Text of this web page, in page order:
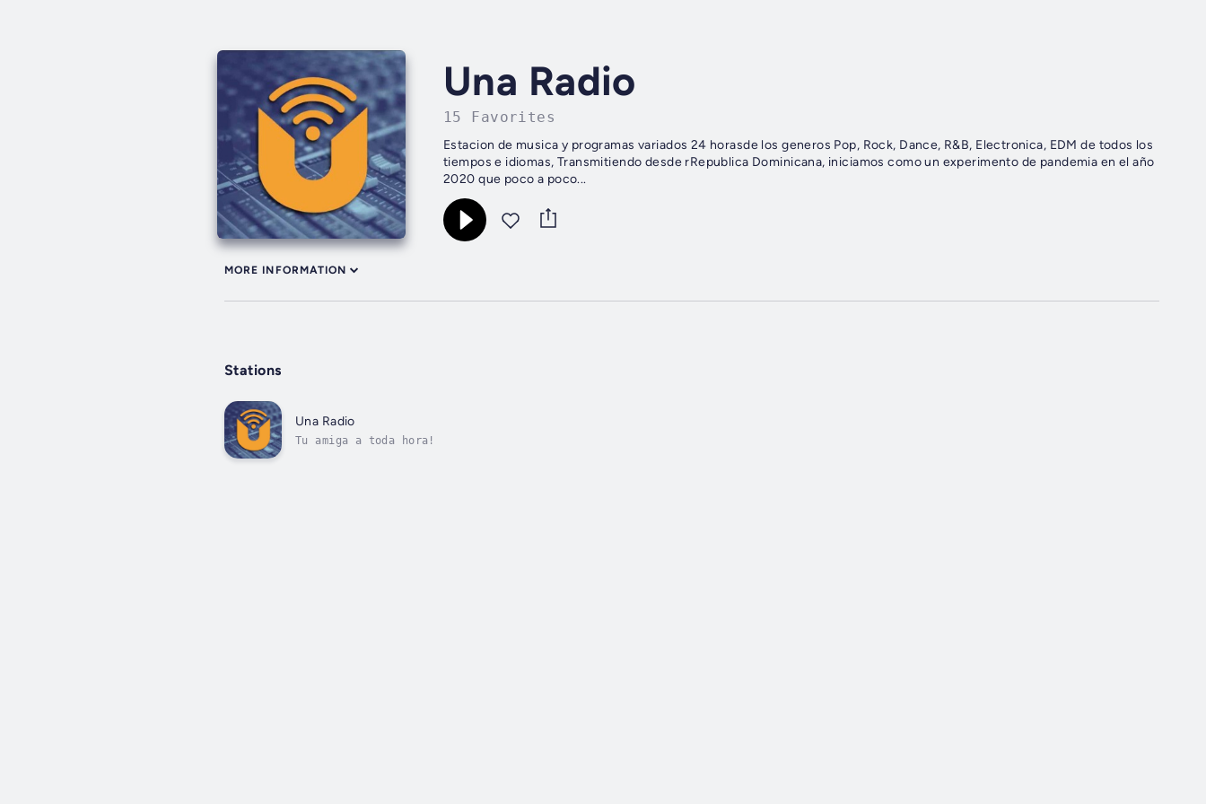
Una Radio
15 Favorites
Estacion de musica y programas variados 24 horasde los generos Pop, Rock, Dance, R&B, Electronica, EDM de todos los
tiempos e idiomas, Transmitiendo desde rRepublica Dominicana, iniciamos como un experimento de pandemia en el año
2020 que poco a poco...
MORE INFORMATION
Stations
Una Radio
Tu amiga a toda hora!